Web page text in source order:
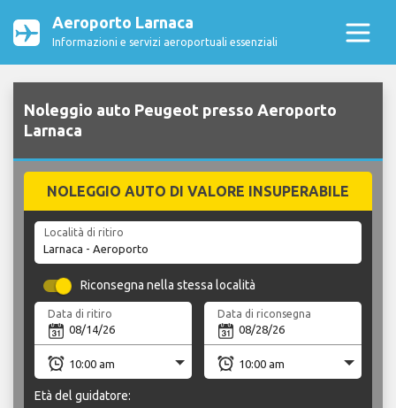
Aeroporto Larnaca
Informazioni e servizi aeroportuali essenziali
Noleggio auto Peugeot presso Aeroporto
Larnaca
NOLEGGIO AUTO DI VALORE INSUPERABILE
Località di ritiro
Riconsegna nella stessa località
Data di ritiro Data di riconsegna
Età del guidatore: